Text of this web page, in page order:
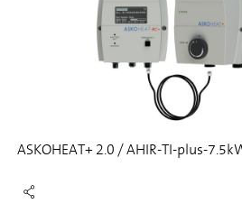
ASKOHEAT+ 2.0 / AHIR-TI-plus-